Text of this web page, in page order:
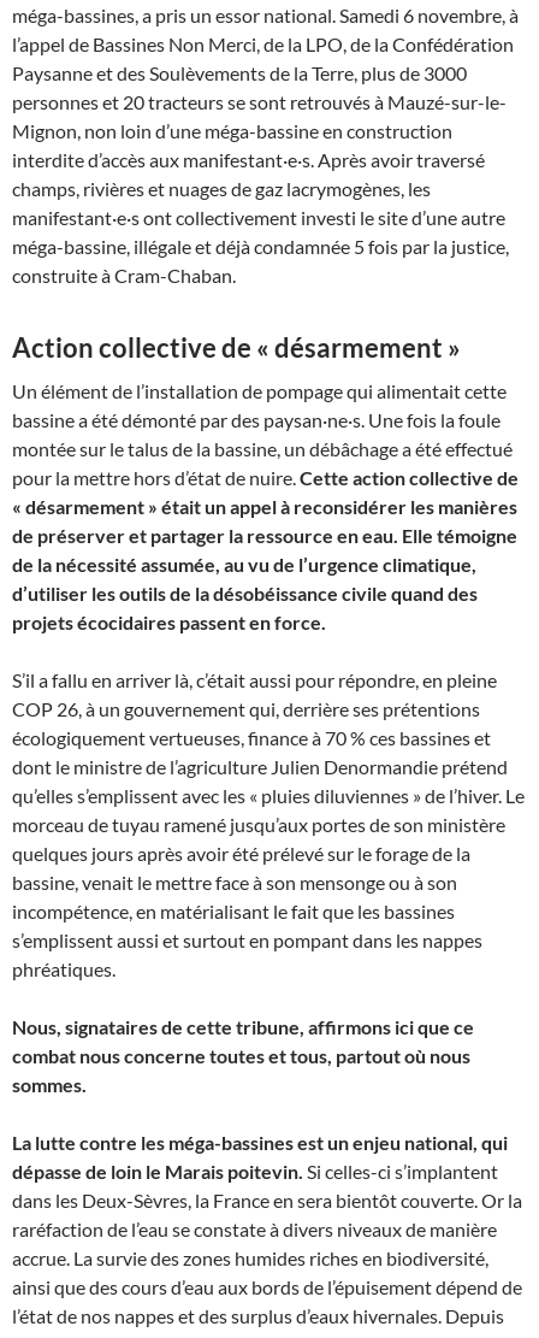
méga-bassines, a pris un essor national. Samedi 6 novembre, à
l’appel de Bassines Non Merci, de la LPO, de la Confédération
Paysanne et des Soulèvements de la Terre, plus de 3000
personnes et 20 tracteurs se sont retrouvés à Mauzé-sur-le-
Mignon, non loin d’une méga-bassine en construction
interdite d’accès aux manifestant·e·s. Après avoir traversé
champs, rivières et nuages de gaz lacrymogènes, les
manifestant·e·s ont collectivement investi le site d’une autre
méga-bassine, illégale et déjà condamnée 5 fois par la justice,
construite à Cram-Chaban.
Action collective de « désarmement »
Un élément de l’installation de pompage qui alimentait cette
bassine a été démonté par des paysan·ne·s. Une fois la foule
montée sur le talus de la bassine, un débâchage a été effectué
pour la mettre hors d’état de nuire.Cette action collective de
« désarmement » était un appel à reconsidérer les manières
de préserver et partager la ressource en eau. Elle témoigne
de la nécessité assumée, au vu de l’urgence climatique,
d’utiliser les outils de la désobéissance civile quand des
projets écocidaires passent en force.
S’il a fallu en arriver là, c’était aussi pour répondre, en pleine
COP 26, à un gouvernement qui, derrière ses prétentions
écologiquement vertueuses, finance à 70 % ces bassines et
dont le ministre de l’agriculture Julien Denormandie prétend
qu’elles s’emplissent avec les « pluies diluviennes » de l’hiver. Le
morceau de tuyau ramené jusqu’aux portes de son ministère
quelques jours après avoir été prélevé sur le forage de la
bassine, venait le mettre face à son mensonge ou à son
incompétence, en matérialisant le fait que les bassines
s’emplissent aussi et surtout en pompant dans les nappes
phréatiques.
Nous, signataires de cette tribune, affirmons ici que ce
combat nous concerne toutes et tous, partout où nous
sommes.
La lutte contre les méga-bassines est un enjeu national, qui
dépasse de loin le Marais poitevin. Si celles-ci s’implantent
dans les Deux-Sèvres, la France en sera bientôt couverte. Or la
raréfaction de l’eau se constate à divers niveaux de manière
accrue. La survie des zones humides riches en biodiversité,
ainsi que des cours d’eau aux bords de l’épuisement dépend de
l’état de nos nappes et des surplus d’eaux hivernales. Depuis